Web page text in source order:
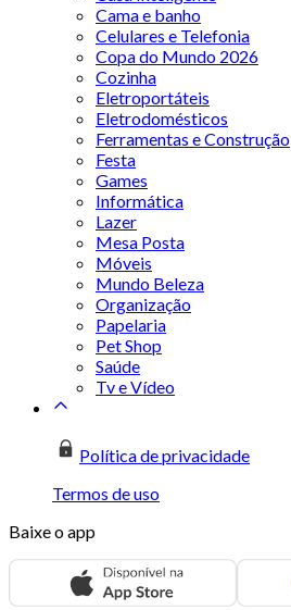
Cama e banho
Celulares e Telefonia
Copa do Mundo 2026
Cozinha
Eletroportáteis
Eletrodomésticos
Ferramentas e Construção
Festa
Games
Informática
Lazer
Mesa Posta
Móveis
Mundo Beleza
Organização
Papelaria
Pet Shop
Saúde
Tv e Vídeo
Política de privacidade
Termos de uso
Baixe o app